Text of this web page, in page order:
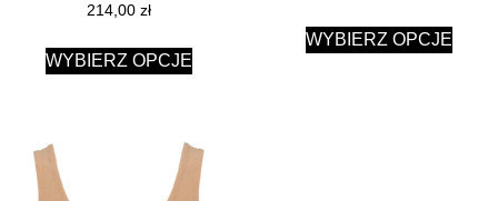
214,00 zł
WYBIERZ OPCJE
WYBIERZ OPCJE